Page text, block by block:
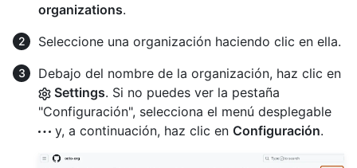
organizations.
Seleccione una organización haciendo clic en ella.
Debajo del nombre de la organización, haz clic en
Settings. Si no puedes ver la pestaña
"Configuración", selecciona el menú desplegable
y, a continuación, haz clic en Configuración.